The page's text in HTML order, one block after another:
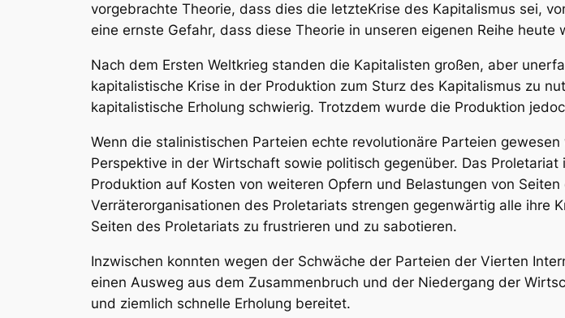
vorgebrachte Theorie, dass dies die letzteKrise des Kapitalismus sei,
eine ernste Gefahr, dass diese Theorie in unseren eigenen Reihe heute
Nach dem Ersten Weltkrieg standen die Kapitalisten großen, aber
kapitalistische Krise in der Produktion zum Sturz des Kapitalismus zu
kapitalistische Erholung schwierig. Trotzdem wurde die Produktion
Wenn die stalinistischen Parteien echte revolutionäre Parteien
Perspektive in der Wirtschaft sowie politisch gegenüber. Das
Produktion auf Kosten von weiteren Opfern und Belastungen von
Verräterorganisationen des Proletariats strengen gegenwärtig alle ihre
Seiten des Proletariats zu frustrieren und zu sabotieren.
Inzwischen konnten wegen der Schwäche der Parteien der Vierten
einen Ausweg aus dem Zusammenbruch und der Niedergang der
und ziemlich schnelle Erholung bereitet.